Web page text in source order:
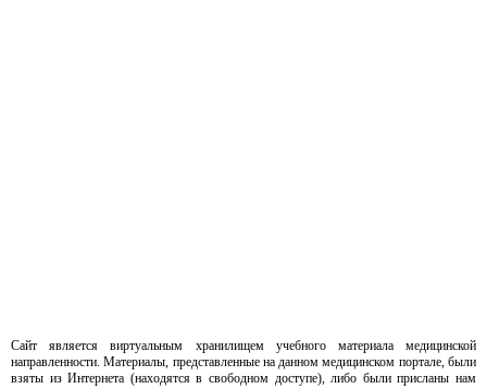
Сайт является виртуальным хранилищем учебного материала медицинской
направленности. Материалы, представленные на данном медицинском портале, были
взяты из Интернета (находятся в свободном доступе), либо были присланы нам